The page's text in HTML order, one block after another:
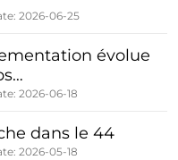
2026-06-25
évolue
2026-06-18
dans le 44
2026-05-18